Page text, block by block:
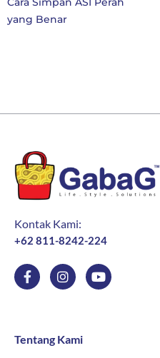
yang Benar
Kontak Kami:
+62 811-8242-224
F
a
c
o
I
n
s
g
r
Y
o
u
Tentang Kami